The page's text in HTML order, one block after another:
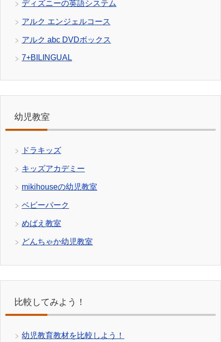
ディズニーの英語システム
アルク エンジェルコース
アルク abc DVDボックス
7+BILINGUAL
幼児教室
ドラキッズ
キッズアカデミー
mikihouseの幼児教室
ベビーパーク
めばえ教室
どんちゃか幼児教室
比較してみよう！
幼児教育教材を比較しよう！